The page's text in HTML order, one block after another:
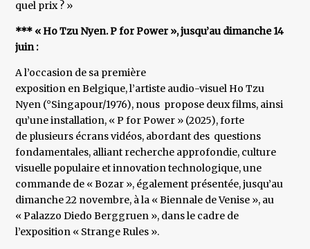
quel prix ? »
*** « Ho Tzu Nyen. P for Power », jusqu’au dimanche 14
juin :
A l’occasion de sa première
exposition en Belgique, l’artiste audio-visuel Ho Tzu
Nyen (°Singapour/1976), nous propose deux films, ainsi
qu’une installation, « P for Power » (2025), forte
de plusieurs écrans vidéos, abordant des questions
fondamentales, alliant recherche approfondie, culture
visuelle populaire et innovation technologique, une
commande de « Bozar », également présentée, jusqu’au
dimanche 22 novembre, à la « Biennale de Venise », au
« Palazzo Diedo Berggruen », dans le cadre de
l’exposition « Strange Rules ».